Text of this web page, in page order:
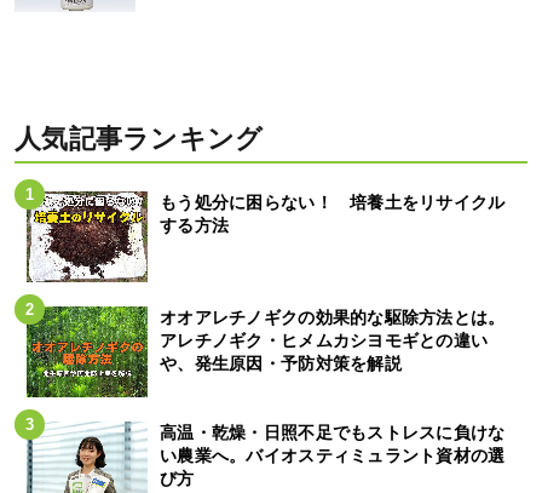
人気記事ランキング
もう処分に困らない！ 培養土をリサイクル
する方法
オオアレチノギクの効果的な駆除方法とは。
アレチノギク・ヒメムカシヨモギとの違い
や、発生原因・予防対策を解説
高温・乾燥・日照不足でもストレスに負けな
い農業へ。バイオスティミュラント資材の選
び方